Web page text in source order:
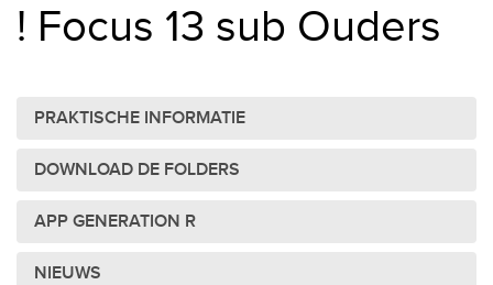
! Focus 13 sub Ouders
PRAKTISCHE INFORMATIE
DOWNLOAD DE FOLDERS
APP GENERATION R
NIEUWS